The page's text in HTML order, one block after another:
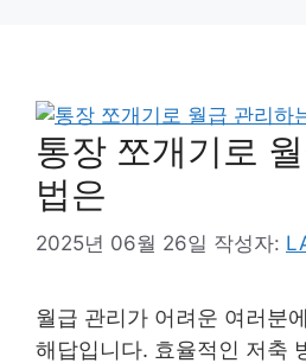
통장 쪼개기로
법은
2025년 06월 26일 작성자:
월급 관리가 어려운 여러분
해답입니다. 효율적인 저축